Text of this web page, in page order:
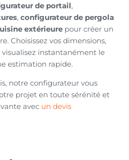
de portail,
, configurateur de pergola
extérieure pour créer un
Choisissez vos dimensions,
instantanément le
estimation rapide.
notre configurateur vous
projet en toute sérénité et
avec un devis